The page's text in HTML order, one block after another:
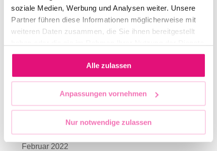
soziale Medien, Werbung und Analysen weiter. Unsere
Partner führen diese Informationen möglicherweise mit
weiteren Daten zusammen, die Sie ihnen bereitgestellt
gesammelt haben.
Alle zulassen
Anpassungen vornehmen
Nur notwendige zulassen
November 2022
September 2022
August 2022
Juni 2022
April 2022
Februar 2022